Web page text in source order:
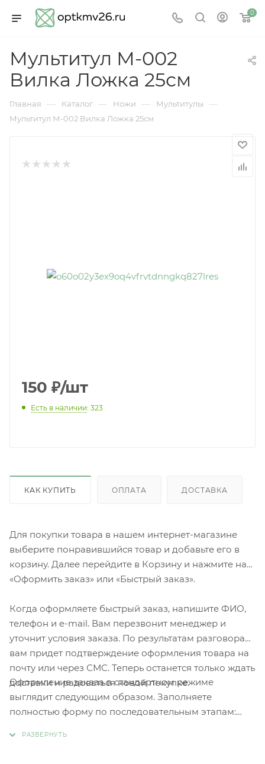
0
Мультитул М-002
Вилка Ложка 25см
Главная — Каталог — Ножи — Мультитулы —
Мультитул М-002 Вилка Ложка 25см
150 ₽/шт
Есть в наличии: 323
КАК КУПИТЬ ОПЛАТА ДОСТАВКА
Для покупки товара в нашем интернет-магазине
выберите понравившийся товар и добавьте его в
корзину. Далее перейдите в Корзину и нажмите на
«Оформить заказ» или «Быстрый заказ».
Когда оформляете быстрый заказ, напишите ФИО,
телефон и e-mail. Вам перезвонит менеджер и
уточнит условия заказа. По результатам разговора
вам придет подтверждение оформления товара на
почту или через СМС. Теперь останется только ждать
доставки и радоваться новой покупке.
Оформление заказа в стандартном режиме
выглядит следующим образом. Заполняете
полностью форму по последовательным этапам: